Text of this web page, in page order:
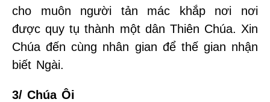
cho muôn người tản mác khắp nơi nơi
được quy tụ thành một dân Thiên Chúa. Xin
Chúa đến cùng nhân gian để thế gian nhận
biết Ngài.
3/ Chúa Ôi